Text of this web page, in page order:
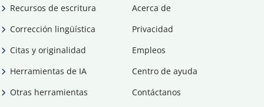
Recursos de escritura
Corrección lingüística
Citas y originalidad
Herramientas de IA
Otras herramientas
Acerca de
Privacidad
Empleos
Centro de ayuda
Contáctanos